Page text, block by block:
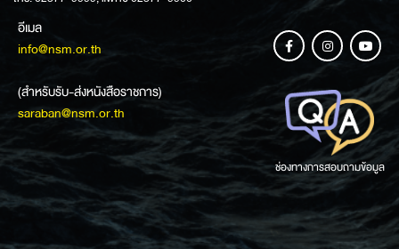
อีเมล
info@nsm.or.th
(สำหรับรับ-ส่งหนังสือราชการ)
saraban@nsm.or.th
ช่องทางการสอบถามข้อมูล